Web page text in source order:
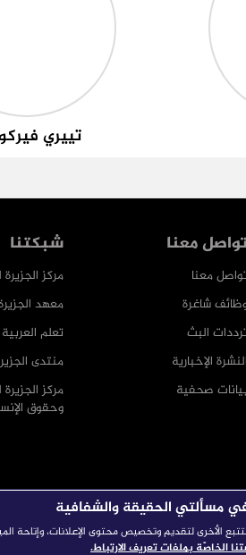
تييري
تواصل معنا
معنا
شاغرة
البث
النشرة الإخبارية
بيانات صحفية
شبكتنا
مركز
معهد
تعلم العربية
منتدى
مركز
وحقوق
مسألتي الحقيقة والشفافية
الأخرى لتقديم وتخصيص محتوى الإعلانات، وإتاحة
الخاصّة بملفات تعريف الارتباط.